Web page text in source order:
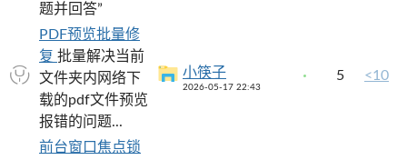
题并回答”
PDF预览批量修
复 批量解决当前
文件夹内网络下
载的pdf文件预览
报错的问题...
小筷子
2026-05-17 22:43
5 <10
前台窗口焦点锁